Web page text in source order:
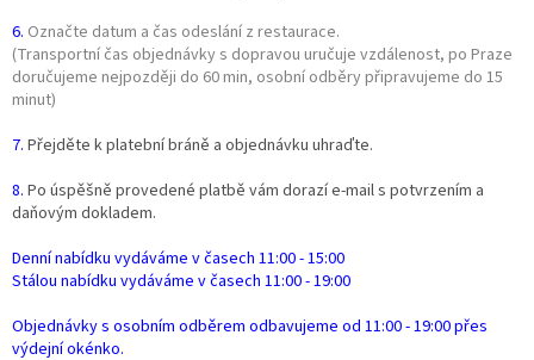
6. Označte datum a čas odeslání z restaurace.
(Transportní čas objednávky s dopravou uručuje vzdálenost, po Praze
doručujeme nejpozději do 60 min, osobní odběry připravujeme do 15
minut)
7. Přejděte k platební bráně a objednávku uhraďte.
8. Po úspěšně provedené platbě vám dorazí e-mail s potvrzením a
daňovým dokladem.
Denní nabídku vydáváme v časech 11:00 - 15:00
Stálou nabídku vydáváme v časech 11:00 - 19:00
Objednávky s osobním odběrem odbavujeme od 11:00 - 19:00 přes
výdejní okénko.